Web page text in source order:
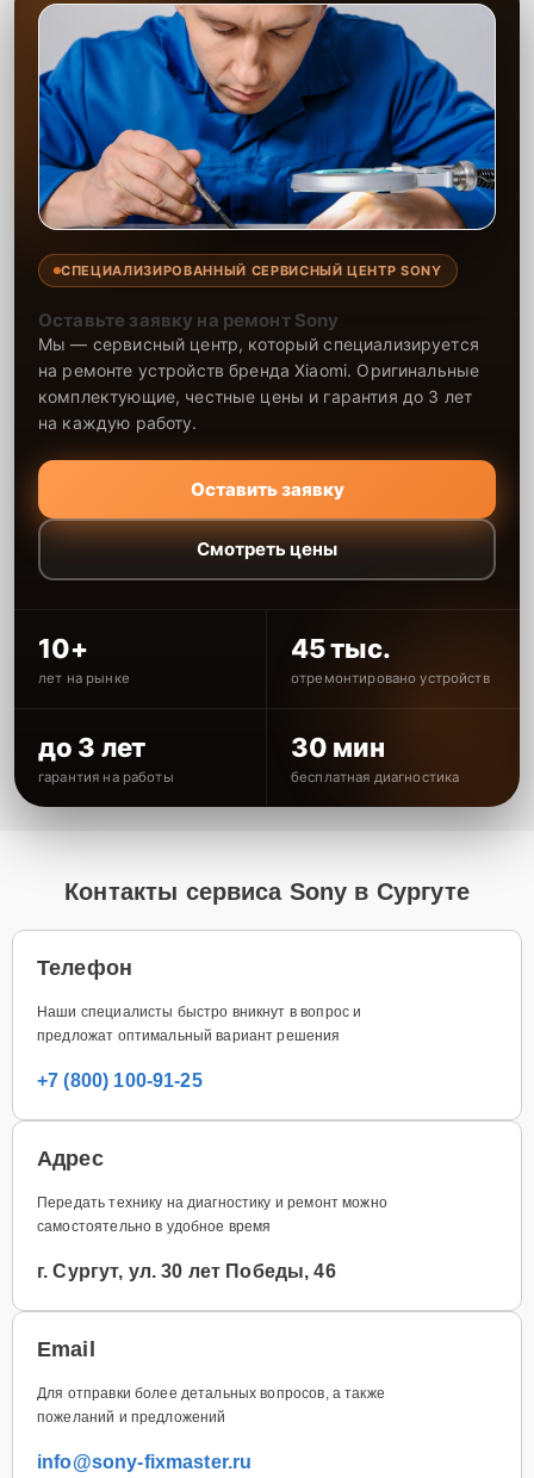
СПЕЦИАЛИЗИРОВАННЫЙ СЕРВИСНЫЙ ЦЕНТР SONY
Оставьте заявку на ремонт Sony
Мы — сервисный центр, который специализируется
на ремонте устройств бренда Xiaomi. Оригинальные
комплектующие, честные цены и гарантия до 3 лет
на каждую работу.
Оставить заявку
Смотреть цены
10+
лет на рынке
45 тыс.
отремонтировано устройств
до 3 лет
гарантия на работы
30 мин
бесплатная диагностика
Контакты сервиса Sony в Сургуте
Телефон
Наши специалисты быстро вникнут в вопрос и
предложат оптимальный вариант решения
+7 (800) 100-91-25
Адрес
Передать технику на диагностику и ремонт можно
самостоятельно в удобное время
г. Сургут, ул. 30 лет Победы, 46
Email
Для отправки более детальных вопросов, а также
пожеланий и предложений
info@sony-fixmaster.ru